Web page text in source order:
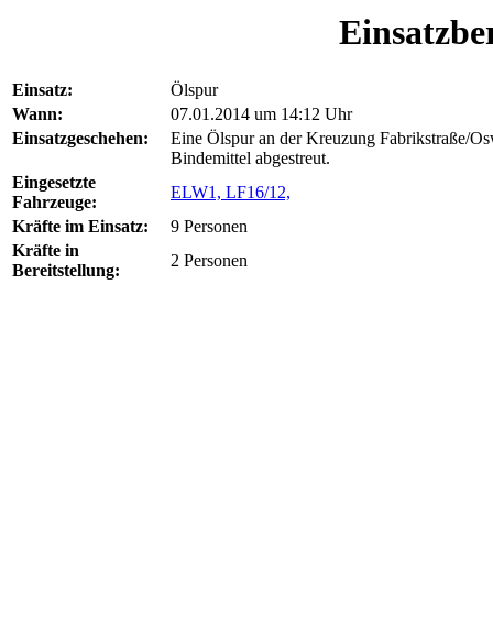
Einsatz:
Ölspur
Wann:
07.01.2014 um 14:12 Uhr
Einsatzgeschehen:
Eine Ölspur an der Kreuzung Fabrikstraße/
Bindemittel abgestreut.
Eingesetzte
Fahrzeuge:
ELW1, LF16/12,
Kräfte im Einsatz:
9 Personen
Kräfte in
Bereitstellung:
2 Personen